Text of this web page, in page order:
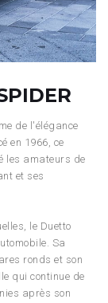
de l'élégance
en 1966, ce
les amateurs de
et ses
le Duetto
Sa
ronds et son
qui continue de
après son